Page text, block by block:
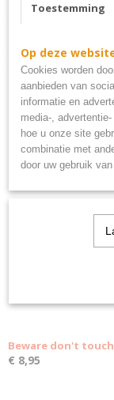
Omschrijving
gamer at work bord
Ook
Beware don't
€ 8,95
Toestemming
Op deze
Cookies worden
aanbieden van
informatie en
media-,
hoe u onze site
combinatie met
door uw gebruik